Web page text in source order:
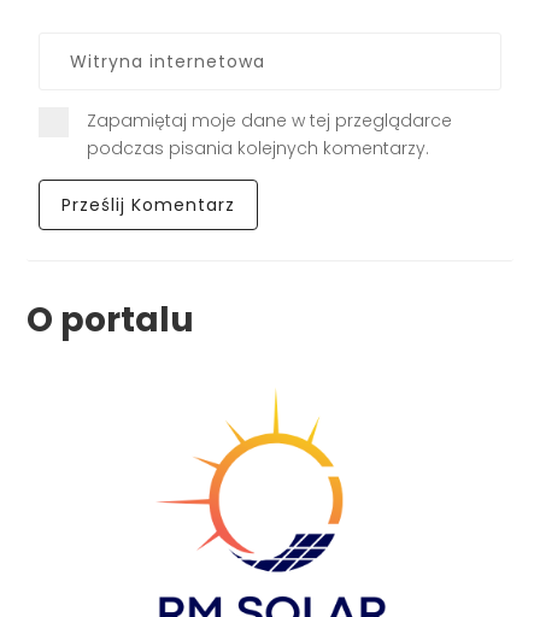
Zapamiętaj moje dane w tej przeglądarce
podczas pisania kolejnych komentarzy.
O portalu